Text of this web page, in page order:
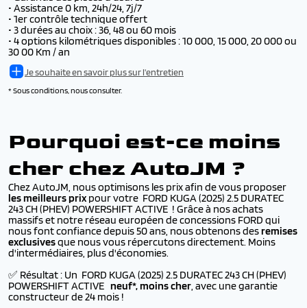
• Assistance 0 km, 24h/24, 7j/7
• 1er contrôle technique offert
• 3 durées au choix : 36, 48 ou 60 mois
• 4 options kilométriques disponibles : 10 000, 15 000, 20 000 ou
30 00 Km / an
Je souhaite en savoir plus sur l'entretien
* Sous conditions, nous consulter.
Pourquoi est-ce moins
cher chez AutoJM ?
Chez AutoJM, nous optimisons les prix afin de vous proposer
les meilleurs prix pour votre FORD KUGA (2025) 2.5 DURATEC
243 CH (PHEV) POWERSHIFT ACTIVE ! Grâce à nos achats
massifs et notre réseau européen de concessions FORD qui
nous font confiance depuis 50 ans, nous obtenons desremises
exclusivesque nous vous répercutons directement. Moins
d'intermédiaires, plus d'économies.
✅ Résultat : Un FORD KUGA (2025) 2.5 DURATEC 243 CH (PHEV)
POWERSHIFT ACTIVE neuf*, moins cher, avec une garantie
constructeur de 24 mois !